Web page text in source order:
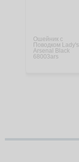
Ошейник с
Поводком Lady's
Arsenal Black
68003ars